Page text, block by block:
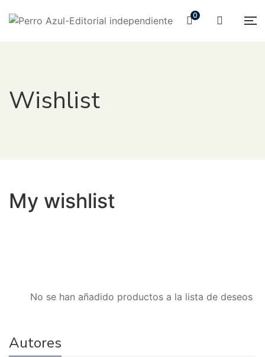
0
Wishlist
My wishlist
No se han añadido productos a la lista de deseos
Autores